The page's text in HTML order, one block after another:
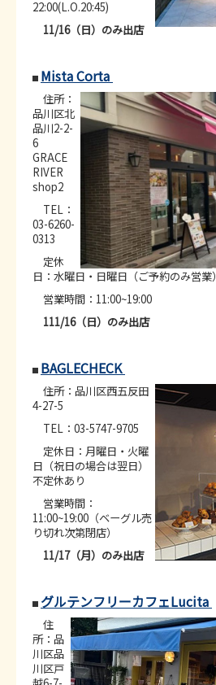
22:00(L.O.20:45)
11/16（日）のみ出店
Mista Corta
住所：
品川区北
品川2-2-
6
GRACE
RIVER
shop2
TEL：
03-6260-
0313
定休
日：水曜日・日曜日（ご予約のみ営業）
営業時間：11:00~19:00
111/16（日）のみ出店
BAGLECHECK
住所：品川区西五反田
4-27-5
TEL：03-5747-9705
定休日：月曜日・火曜
日（祝日の場合は翌日）
不定休あり
営業時間：
11:00~19:00（ベーグル売
り切れ次第閉店）
11/17（月）のみ出店
グルテンフリーカフェLucita
住
所：品
川区品
川区戸